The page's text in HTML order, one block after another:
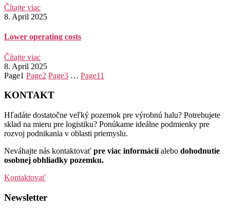
Čítajte viac
8. April 2025
Lower operating costs
Čítajte viac
8. April 2025
Page1 Page2 Page3 … Page11
KONTAKT
Hľadáte dostatočne veľký pozemok pre výrobnú halu? Potrebujete
sklad na mieru pre logistiku? Ponúkame ideálne podmienky pre
rozvoj podnikania v oblasti priemyslu.
Neváhajte nás kontaktovať pre viac informáciíalebo dohodnutie
osobnej obhliadky pozemku.
Kontaktovať
Newsletter